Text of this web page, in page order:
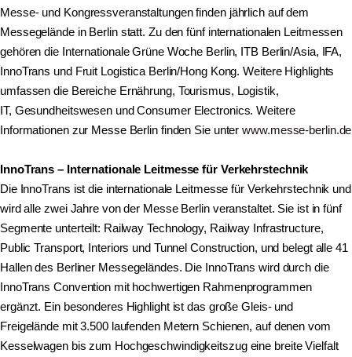
Messe- und Kongressveranstaltungen finden jährlich auf dem
Messegelände in Berlin statt. Zu den fünf internationalen Leitmessen
gehören die Internationale Grüne Woche Berlin, ITB Berlin/Asia, IFA,
InnoTrans und Fruit Logistica Berlin/Hong Kong. Weitere Highlights
umfassen die Bereiche Ernährung, Tourismus, Logistik,
IT, Gesundheitswesen und Consumer Electronics. Weitere
Informationen zur Messe Berlin finden Sie unterwww.messe-berlin.de
InnoTrans – Internationale Leitmesse für Verkehrstechnik
Die InnoTrans ist die internationale Leitmesse für Verkehrstechnik und
wird alle zwei Jahre von der Messe Berlin veranstaltet. Sie ist in fünf
Segmente unterteilt: Railway Technology, Railway Infrastructure,
Public Transport, Interiors und Tunnel Construction, und belegt alle 41
Hallen des Berliner Messegeländes. Die InnoTrans wird durch die
InnoTrans Convention mit hochwertigen Rahmenprogrammen
ergänzt. Ein besonderes Highlight ist das große Gleis- und
Freigelände mit 3.500 laufenden Metern Schienen, auf denen vom
Kesselwagen bis zum Hochgeschwindigkeitszug eine breite Vielfalt